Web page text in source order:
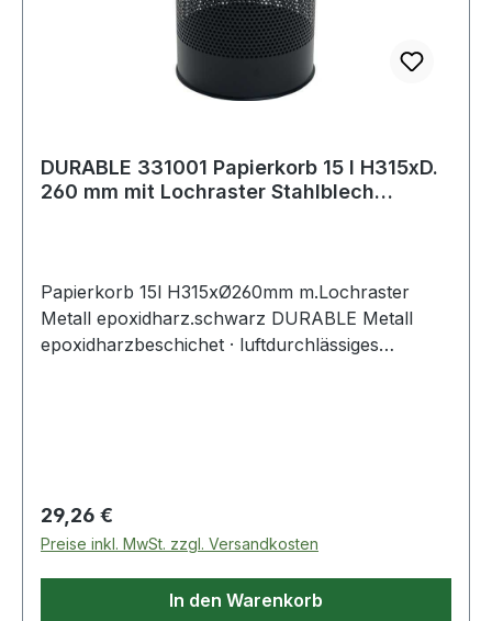
DURABLE 331001 Papierkorb 15 l H315xD.
260 mm mit Lochraster Stahlblech
Papierkorb 15l H315xØ260mm m.Lochraster
Metall epoxidharz.schwarz DURABLE Metall
epoxidharzbeschichet · luftdurchlässiges
Regulärer Preis:
29,26 €
Preise inkl. MwSt. zzgl. Versandkosten
In den Warenkorb